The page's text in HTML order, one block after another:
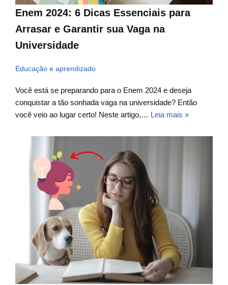
Enem 2024: 6 Dicas Essenciais para
Arrasar e Garantir sua Vaga na
Universidade
Educação e aprendizado
Você está se preparando para o Enem 2024 e deseja
conquistar a tão sonhada vaga na universidade? Então
você veio ao lugar certo! Neste artigo,… Leia mais »